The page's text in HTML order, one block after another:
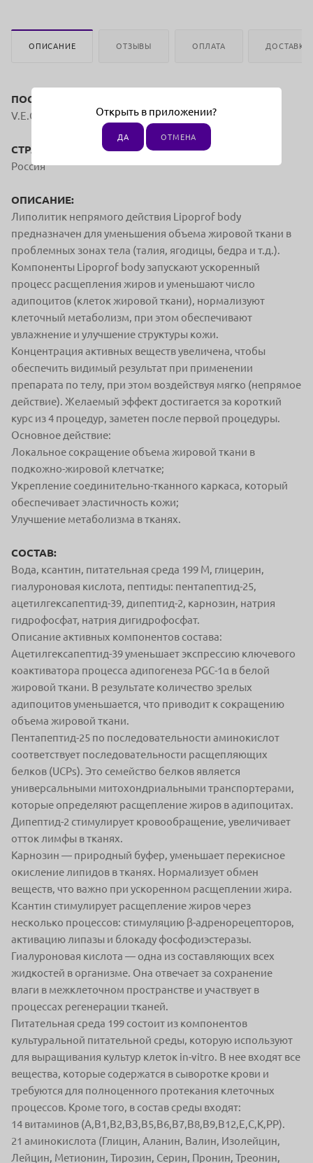
ОПИСАНИЕ ОТЗЫВЫ ОПЛАТА ДОСТАВКА
ПОСТАВЩИК:
V.E.C. - Vital Essential Cosmetics
СТРАНА ПРОИЗВОДСТВА:
Россия
ОПИСАНИЕ:
Липолитик непрямого действия Lipoprof body
предназначен для уменьшения объема жировой ткани в
проблемных зонах тела (талия, ягодицы, бедра и т.д.).
Компоненты Lipoprof body запускают ускоренный
процесс расщепления жиров и уменьшают число
адипоцитов (клеток жировой ткани), нормализуют
клеточный метаболизм, при этом обеспечивают
увлажнение и улучшение структуры кожи.
Концентрация активных веществ увеличена, чтобы
обеспечить видимый результат при применении
препарата по телу, при этом воздействуя мягко (непрямое
действие). Желаемый эффект достигается за короткий
курс из 4 процедур, заметен после первой процедуры.
Основное действие:
Локальное сокращение объема жировой ткани в
подкожно-жировой клетчатке;
Укрепление соединительно-тканного каркаса, который
обеспечивает эластичность кожи;
Улучшение метаболизма в тканях.
СОСТАВ:
Вода, ксантин, питательная среда 199 М, глицерин,
гиалуроновая кислота, пептиды: пентапептид-25,
ацетилгексапептид-39, дипептид-2, карнозин, натрия
гидрофосфат, натрия дигидрофосфат.
Описание активных компонентов состава:
Ацетилгексапептид-39 уменьшает экспрессию ключевого
коактиватора процесса адипогенеза PGC-1α в белой
жировой ткани. В результате количество зрелых
адипоцитов уменьшается, что приводит к сокращению
объема жировой ткани.
Пентапептид-25 по последовательности аминокислот
соответствует последовательности расщепляющих
белков (UCPs). Это семейство белков является
универсальными митохондриальными транспортерами,
которые определяют расщепление жиров в адипоцитах.
Дипептид-2 стимулирует кровообращение, увеличивает
отток лимфы в тканях.
Карнозин — природный буфер, уменьшает перекисное
окисление липидов в тканях. Нормализует обмен
веществ, что важно при ускоренном расщеплении жира.
Ксантин стимулирует расщепление жиров через
несколько процессов: стимуляцию β-адренорецепторов,
активацию липазы и блокаду фосфодиэстеразы.
Гиалуроновая кислота — одна из составляющих всех
жидкостей в организме. Она отвечает за сохранение
влаги в межклеточном пространстве и участвует в
процессах регенерации тканей.
Питательная среда 199 состоит из компонентов
культуральной питательной среды, которую используют
для выращивания культур клеток in-vitro. В нее входят все
вещества, которые содержатся в сыворотке крови и
требуются для полноценного протекания клеточных
процессов. Кроме того, в состав среды входят:
14 витаминов (А,В1,В2,ВЗ,В5,В6,В7,В8,В9,В12,Е,С,К,РР).
21 аминокислота (Глицин, Аланин, Валин, Изолейцин,
Лейцин, Метионин, Тирозин, Серин, Пронин, Треонин,
Открыть в приложении?
ДА ОТМЕНА